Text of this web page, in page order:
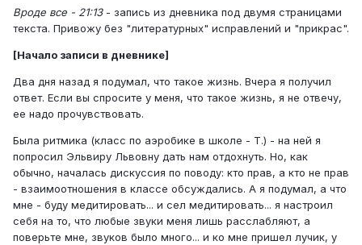
Вроде все - 21:13- запись из дневника под двумя страницами
текста. Привожу без "литературных" исправлений и "прикрас".
[Начало записи в дневнике]
Два дня назад я подумал, что такое жизнь. Вчера я получил
ответ. Если вы спросите у меня, что такое жизнь, я не отвечу,
ее надо прочувствовать.
Была ритмика (класс по аэробике в школе - Т.) - на ней я
попросил Эльвиру Львовну дать нам отдохнуть. Но, как
обычно, началась дискуссия по поводу: кто прав, а кто не прав
- взаимоотношения в классе обсуждались. А я подумал, а что
мне - буду медитировать... и сел медитировать... я настроил
себя на то, что любые звуки меня лишь расслабляют, а
поверьте мне, звуков было много... и ко мне пришел лучик, у